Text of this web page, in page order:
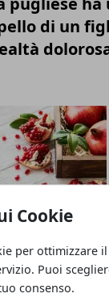
Cookie
per ottimizzare
Puoi
consenso.
di un
un